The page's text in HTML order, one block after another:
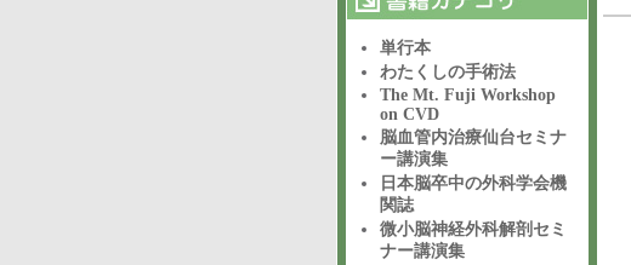
単行本
わたくしの手術法
The Mt. Fuji Workshop
on CVD
脳血管内治療仙台セミナ
ー講演集
日本脳卒中の外科学会機
関誌
微小脳神経外科解剖セミ
ナー講演集